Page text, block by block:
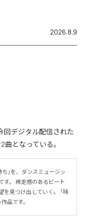
2026.8.9
回デジタル配信された
曲となっている。
ち」を、ダンスミュージッ
す。 疾走感のあるビート
見つけ出していく。 「味
品です。